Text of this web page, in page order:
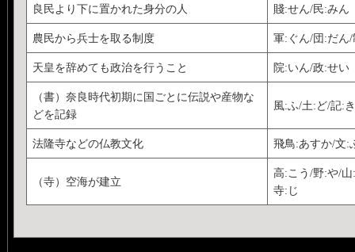
良民より下に置かれた身分の人 賤:せん/民:みん
農民から兵士を取る制度 軍:ぐん/団:だん
天皇を辞めても政治を行うこと 院:いん/政:せい
（書）奈良時代初期に国ごとに伝説や産物な
どを記録
風:ふ/土:ど/記:き
法隆寺などの仏教文化 飛鳥:あすか/文:
（寺）空海が建立
高:こう/野:や/
寺:じ